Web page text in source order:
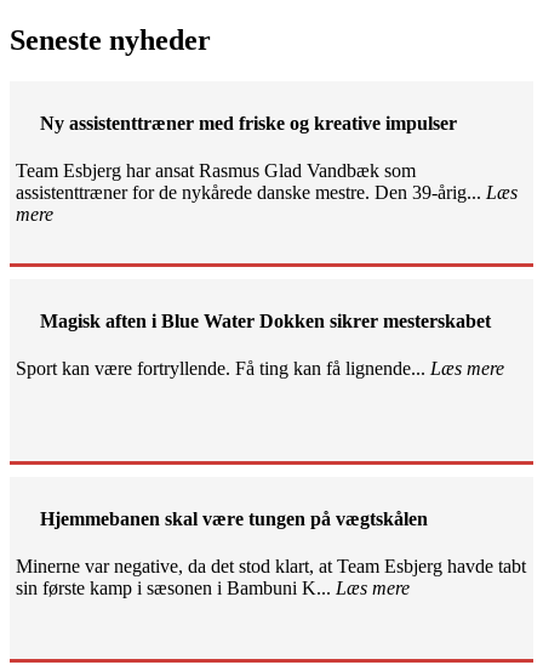
Seneste nyheder
Ny assistenttræner med friske og kreative impulser
Team Esbjerg har ansat Rasmus Glad Vandbæk som
assistenttræner for de nykårede danske mestre. Den 39-årig... Læs
mere
Magisk aften i Blue Water Dokken sikrer mesterskabet
Sport kan være fortryllende. Få ting kan få lignende... Læs mere
Hjemmebanen skal være tungen på vægtskålen
Minerne var negative, da det stod klart, at Team Esbjerg havde tabt
sin første kamp i sæsonen i Bambuni K... Læs mere